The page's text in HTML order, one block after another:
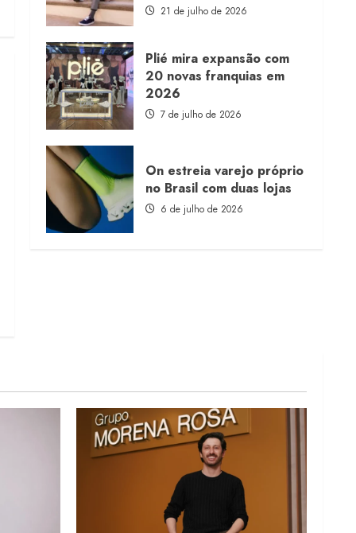
21 de julho de 2026
Plié mira expansão com
20 novas franquias em
2026
7 de julho de 2026
On estreia varejo próprio
no Brasil com duas lojas
6 de julho de 2026